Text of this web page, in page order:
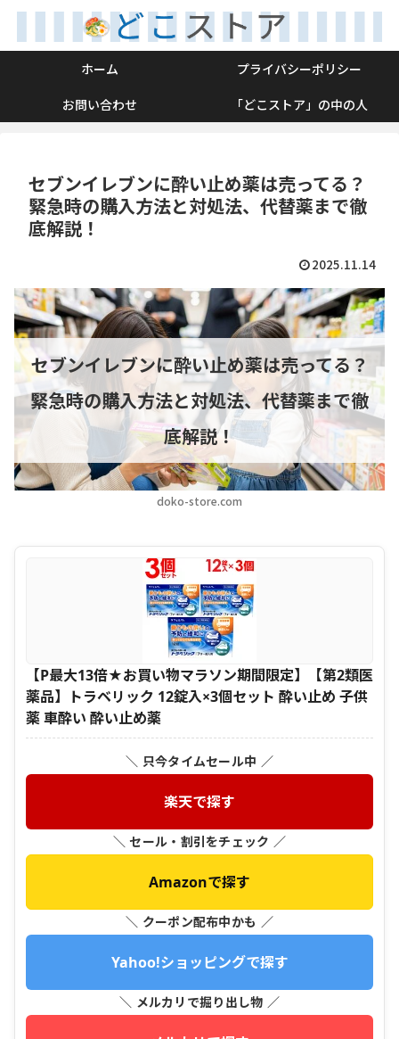
ホーム
プライバシーポリシー
お問い合わせ
「どこストア」の中の人
セブンイレブンに酔い止め薬は売ってる？
緊急時の購入方法と対処法、代替薬まで徹
底解説！
2025.11.14
doko-store.com
セブンイレブンに酔い止め薬は売ってる？
緊急時の購入方法と対処法、代替薬まで徹
底解説！
【P最大13倍★お買い物マラソン期間限定】【第2類医
薬品】トラベリック 12錠入×3個セット 酔い止め 子供
薬 車酔い 酔い止め薬
＼ 只今タイムセール中 ／
楽天で探す
＼ セール・割引をチェック ／
Amazonで探す
＼ クーポン配布中かも ／
Yahoo!ショッピングで探す
＼ メルカリで掘り出し物 ／